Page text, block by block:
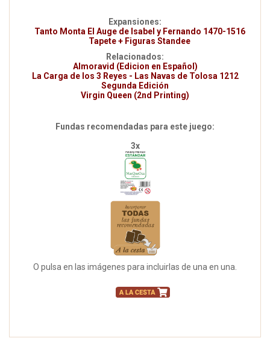
Expansiones:
Tanto Monta El Auge de Isabel y Fernando 1470-1516
Tapete + Figuras Standee
Relacionados:
Almoravid (Edicion en Español)
La Carga de los 3 Reyes - Las Navas de Tolosa 1212
Segunda Edición
Virgin Queen (2nd Printing)
Fundas recomendadas para este juego:
3x
O pulsa en las imágenes para incluirlas de una en una.